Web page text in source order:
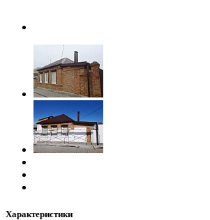
Характеристики